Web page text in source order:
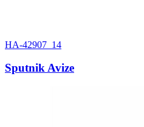
HA-42907_14
Sputnik Avize